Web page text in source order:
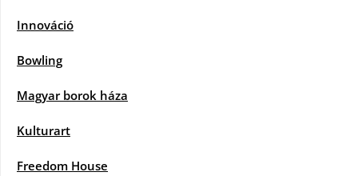
Innováció
Bowling
Magyar borok háza
Kulturart
Freedom House